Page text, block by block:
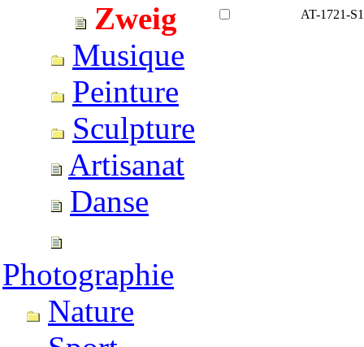
Zweig
Musique
Peinture
Sculpture
Artisanat
Danse
Photographie
Nature
AT-1721-S1